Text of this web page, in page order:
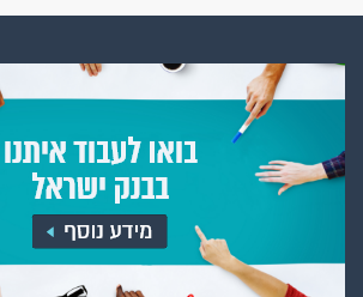
דיווחים למוסדות בין-לאומיים
דיווחים לבנק ישראל
דוח ב"י - נספחים סטטיסטיים
הודעות לתקשורת